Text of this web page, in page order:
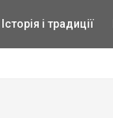
Історія і традиції